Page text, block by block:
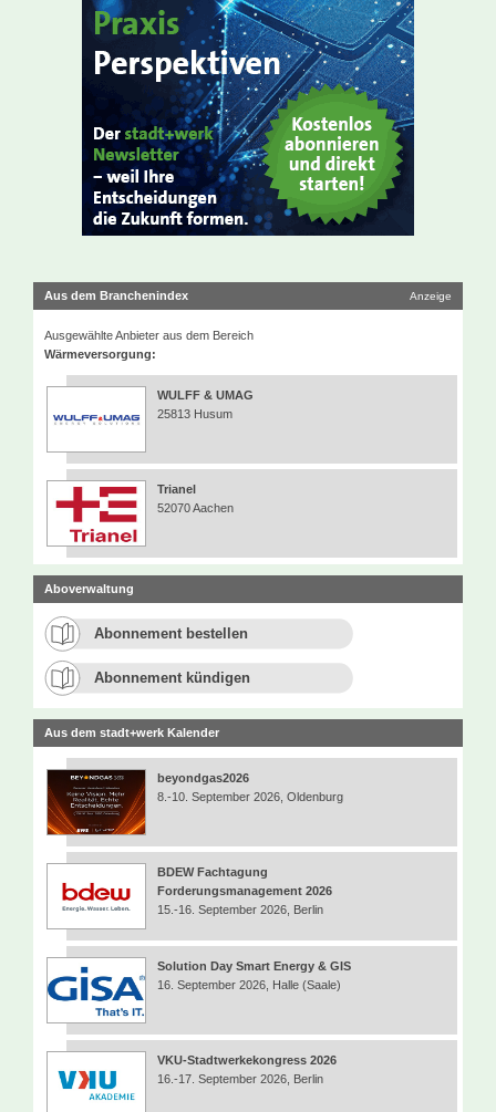
Aus dem Branchenindex Anzeige
Ausgewählte Anbieter aus dem Bereich
Wärmeversorgung:
WULFF & UMAG
25813 Husum
Trianel
52070 Aachen
Aboverwaltung
Abonnement bestellen
Abonnement kündigen
Aus dem stadt+werk Kalender
beyondgas2026
8.-10. September 2026, Oldenburg
BDEW Fachtagung
Forderungsmanagement 2026
15.-16. September 2026, Berlin
Solution Day Smart Energy & GIS
16. September 2026, Halle (Saale)
VKU-Stadtwerkekongress 2026
16.-17. September 2026, Berlin